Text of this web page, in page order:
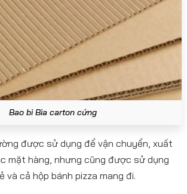
Bao bì Bìa carton cứng
được sử dụng để vận chuyển, xuất
mặt hàng, nhưng cũng được sử dụng
và cả hộp bánh pizza mang đi.